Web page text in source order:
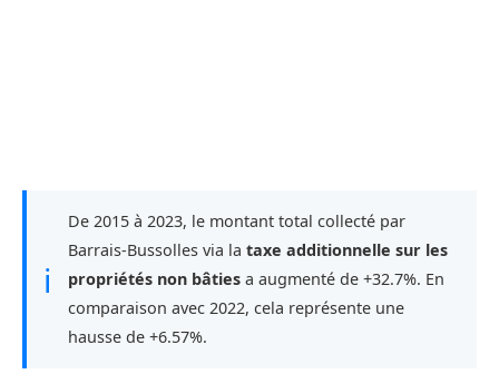
ℹ
De 2015 à 2023, le montant total collecté par
Barrais-Bussolles via la taxe additionnelle sur les
propriétés non bâties a augmenté de +32.7%. En
comparaison avec 2022, cela représente une
hausse de +6.57%.